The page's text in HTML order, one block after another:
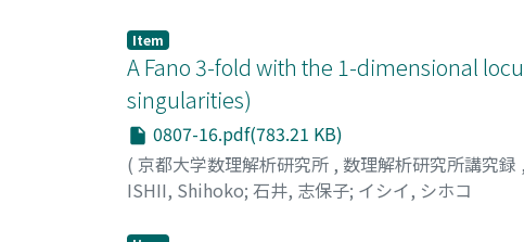
Item
A Fano 3-fold with the 1-dimensional
singularities)
0807-16.pdf(783.21 KB)
( 京都大学数理解析研究所 , 数理解析研究所講究録 ,
ISHII, Shihoko; 石井, 志保子; イシイ, シホコ